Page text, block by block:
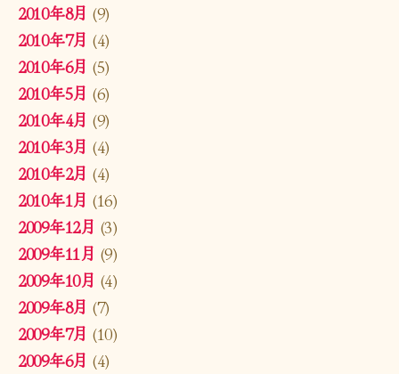
2010年8月 (9)
2010年7月 (4)
2010年6月 (5)
2010年5月 (6)
2010年4月 (9)
2010年3月 (4)
2010年2月 (4)
2010年1月 (16)
2009年12月 (3)
2009年11月 (9)
2009年10月 (4)
2009年8月 (7)
2009年7月 (10)
2009年6月 (4)